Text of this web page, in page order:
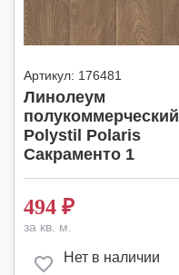
Артикул: 176481
Линолеум
полукоммерческий
Polystil Polaris
Сакраменто 1
494 ₽
за кв. м.
Нет в наличии